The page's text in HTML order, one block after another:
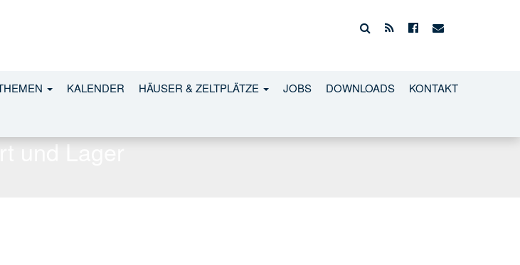
KALENDER HÄUSER & ZELTPLÄTZE JOBS DOWNLOADS KONTAKT
und Lager